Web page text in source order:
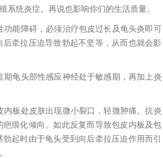
统炎症。再说也影响你们的生活质量。
能障碍，必须治疗包皮过长及龟头炎即可
牵拉压迫导致勃起不坚等，从而也就会影
龟头部性感应神经处于敏感期，再加上炎
板处皮肤出现微小裂口，轻微肿痛。抗炎
痕化倾向。如此反复而导致包皮内板及包
起时由于龟头受到向后牵拉压迫作用而引